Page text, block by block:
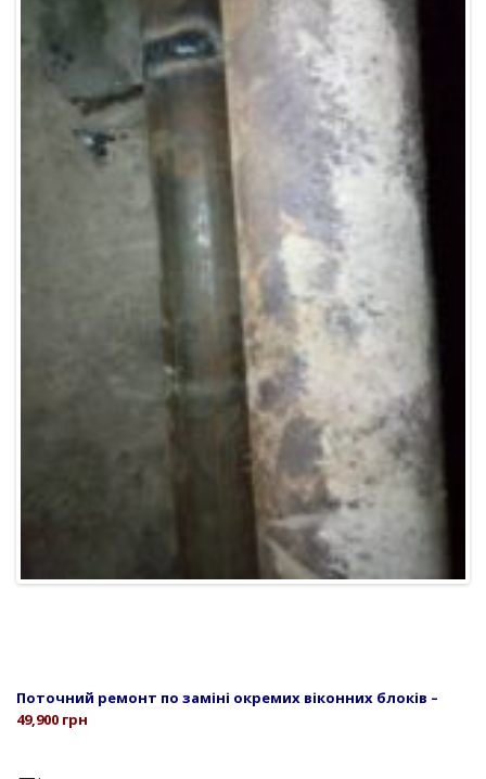
Поточний ремонт по заміні окремих віконних блоків –
49,900 грн